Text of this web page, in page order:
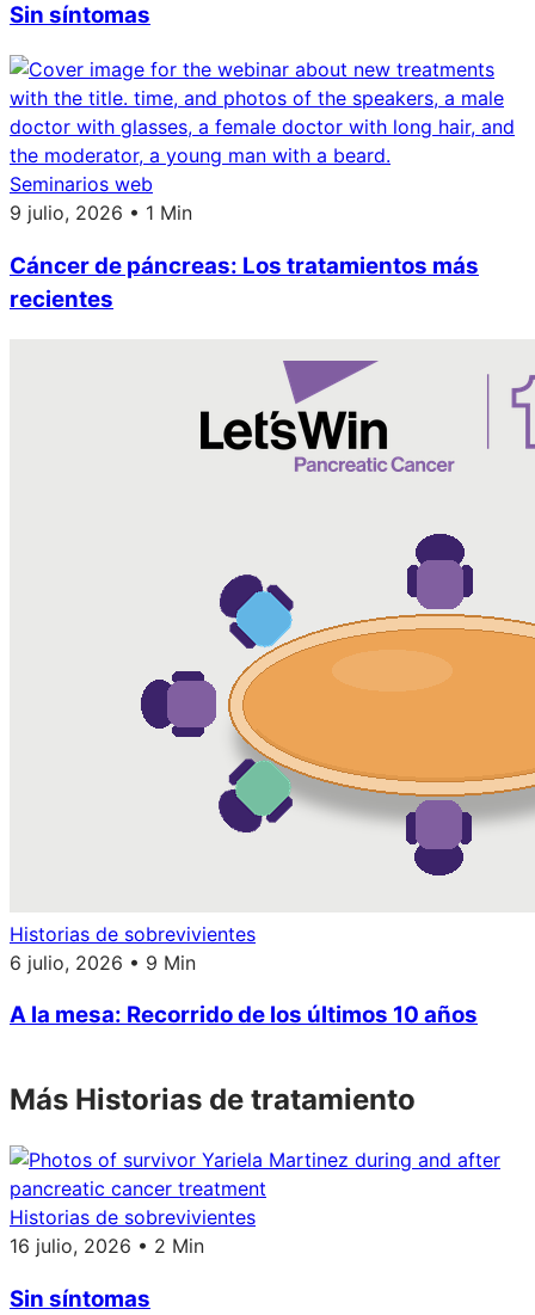
Sin síntomas
Seminarios web
9 julio, 2026 • 1 Min
Cáncer de páncreas: Los tratamientos más
recientes
Historias de sobrevivientes
6 julio, 2026 • 9 Min
A la mesa: Recorrido de los últimos 10 años
Más Historias de tratamiento
Historias de sobrevivientes
16 julio, 2026 • 2 Min
Sin síntomas